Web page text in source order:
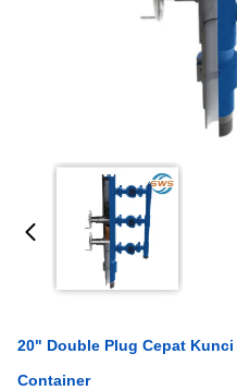
20" Double Plug Cepat
Container